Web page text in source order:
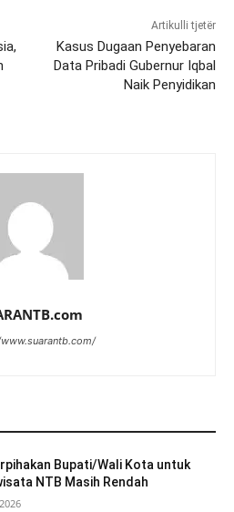
Artikulli tjetër
Kasus Dugaan Penyebaran
Data Pribadi Gubernur Iqbal
Naik Penyidikan
Bupati/Wali Kota untuk
NTB Masih Rendah